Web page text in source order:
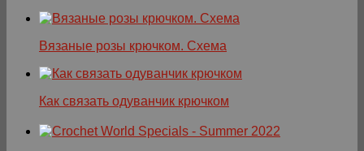
Вязаные розы крючком. Схема
Как связать одуванчик крючком